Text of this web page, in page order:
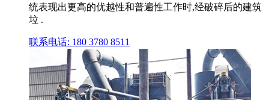
统表现出更高的优越性和普遍性工作时,经破碎后的建筑
垃 .
联系电话: 180 3780 8511